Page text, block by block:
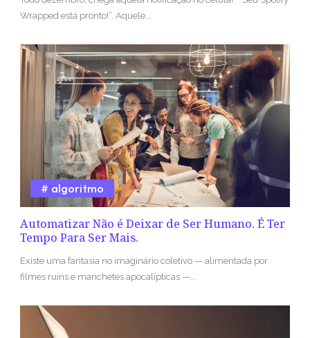
Wrapped está pronto!”. Aquele...
Automatizar Não é Deixar de Ser Humano. É Ter
Tempo Para Ser Mais.
algoritmo
Existe uma fantasia no imaginário coletivo — alimentada por
filmes ruins e manchetes apocalípticas —...